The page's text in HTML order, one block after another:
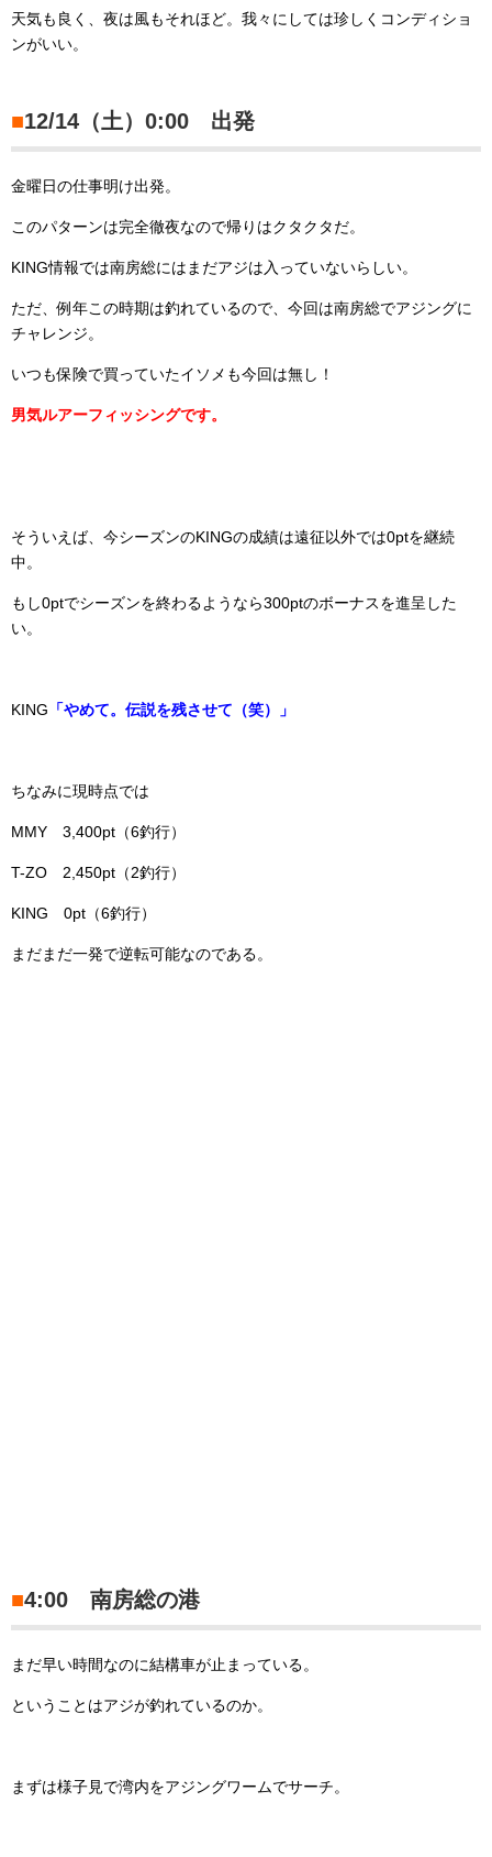
天気も良く、夜は風もそれほど。我々にしては珍しくコンディショ
ンがいい。
■12/14（土）0:00 出発
金曜日の仕事明け出発。
このパターンは完全徹夜なので帰りはクタクタだ。
KING情報では南房総にはまだアジは入っていないらしい。
ただ、例年この時期は釣れているので、今回は南房総でアジングに
チャレンジ。
いつも保険で買っていたイソメも今回は無し！
男気ルアーフィッシングです。
そういえば、今シーズンのKINGの成績は遠征以外では0ptを継続
中。
もし0ptでシーズンを終わるようなら300ptのボーナスを進呈した
い。
KING 「やめて。伝説を残させて（笑）」
ちなみに現時点では
MMY 3,400pt（6釣行）
T-ZO 2,450pt（2釣行）
KING 0pt（6釣行）
まだまだ一発で逆転可能なのである。
■4:00 南房総の港
まだ早い時間なのに結構車が止まっている。
ということはアジが釣れているのか。
まずは様子見で湾内をアジングワームでサーチ。